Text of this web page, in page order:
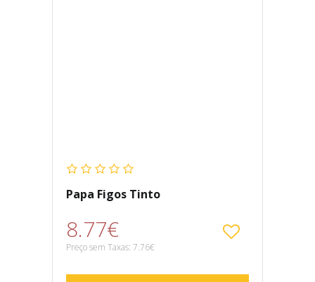
Papa Figos Tinto
8.77€
Preço sem Taxas: 7.76€